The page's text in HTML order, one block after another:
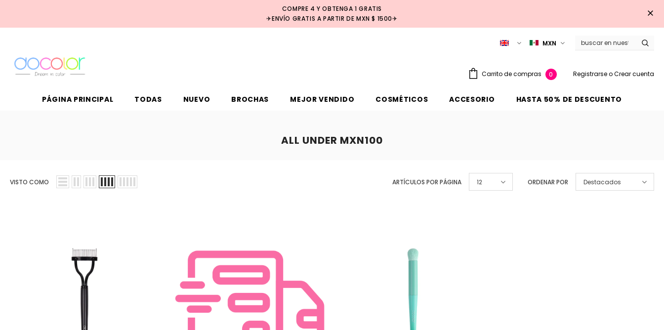
COMPRE 4 Y OBTENGA 1 GRATIS
✈ENVÍO GRATIS A PARTIR DE MXN $ 1500✈
MXN
Carrito de compras 0 RegistrarseoCrear cuenta
PÁGINA PRINCIPAL TODAS NUEVO BROCHAS MEJOR VENDIDO COSMÉTICOS ACCESORIO HASTA 50% DE DESCUENTO
ALL UNDER MXN100
VISTO COMO ARTÍCULOS POR PÁGINA 12 ORDENAR POR Destacados